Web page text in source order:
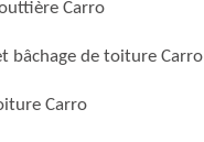
Carro
bâchage de toiture Carro
Carro